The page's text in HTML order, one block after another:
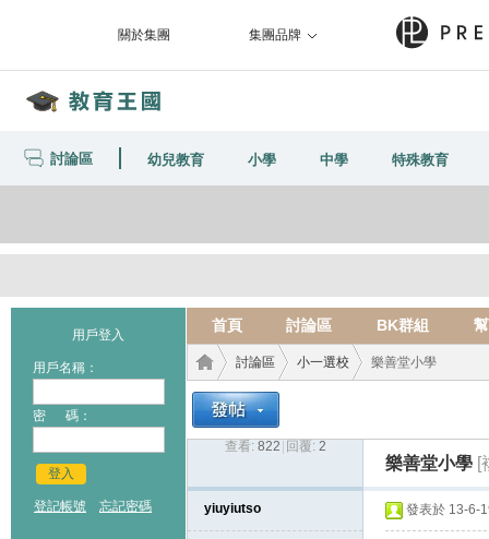
關於集團 集團品牌
討論區 幼兒教育 小學 中學 特殊教育
用戶登入
用戶名稱：
密 碼：
登入
登記帳號 忘記密碼
首頁 討論區 BK群組
討論區
›
小一選校 樂善堂小學
查看: 822 回覆: 2
樂善堂小學 [
yiuyiutso 發表於 13-6-